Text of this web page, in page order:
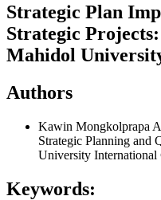
Strategic Plan
Strategic
Mahidol
Authors
Kawin Mongkolprapa
Strategic Planning and
University International
Keywords: